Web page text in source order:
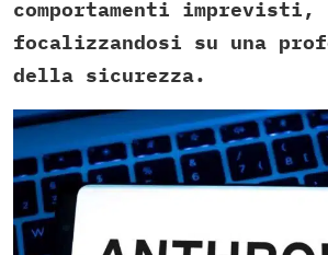
comportamenti imprevisti,
focalizzandosi su una
della sicurezza.